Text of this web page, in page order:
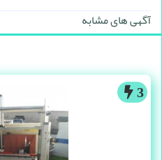
آگهی های مشابه
3